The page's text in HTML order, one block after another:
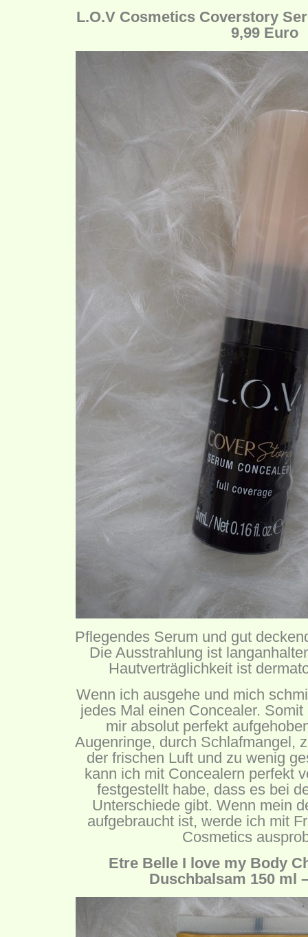
L.O.V Cosmetics Coverstory
9,99 Euro
Pflegendes Serum und gut
Die Ausstrahlung ist
Hautverträglichkeit ist
Wenn ich ausgehe und mich
jedes Mal einen Concealer.
mir absolut perfekt
Augenringe, durch Schlafmangel,
der frischen Luft und zu wenig
kann ich mit Concealern perfekt
festgestellt habe, dass es bei
Unterschiede gibt. Wenn mein
aufgebraucht ist, werde ich mit
Cosmetics
Etre Belle I love my Body
Duschbalsam 150 ml